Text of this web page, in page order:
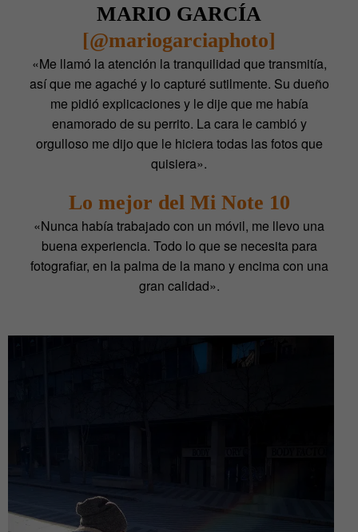
MARIO GARCÍA
[@mariogarciaphoto]
«Me llamó la atención la tranquilidad que transmitía,
así que me agaché y lo capturé sutilmente. Su dueño
me pidió explicaciones y le dije que me había
enamorado de su perrito. La cara le cambió y
orgulloso me dijo que le hiciera todas las fotos que
quisiera».
Lo mejor del Mi Note 10
«Nunca había trabajado con un móvil, me llevo una
buena experiencia. Todo lo que se necesita para
fotografiar, en la palma de la mano y encima con una
gran calidad».